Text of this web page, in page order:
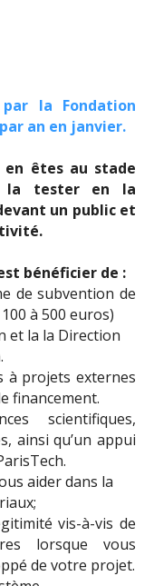
la Fondation
an en janvier.
en êtes au stade
la tester en la
un public et
bénéficier de :
de subvention de
à 500 euros)
et la la Direction
à projets externes
financement.
scientifiques,
ainsi qu’un appui
aider dans la
vis-à-vis de
lorsque vous
de votre projet.